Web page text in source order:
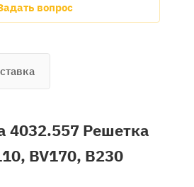
вопрос
4032.557 Решетка
BV170, B230